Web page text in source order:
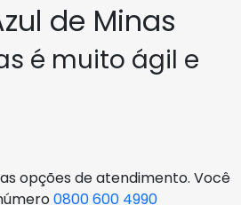
de Minas
é muito ágil e
opções de atendimento. Você
0800 600 4990